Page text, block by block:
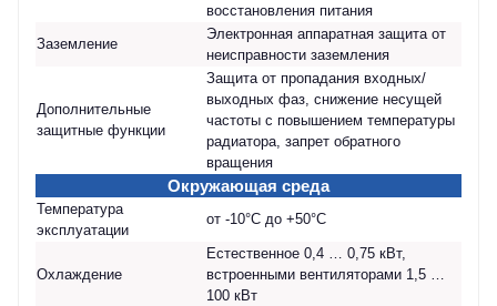
восстановления питания
Заземление
Электронная аппаратная защита от
неисправности заземления
Дополнительные
защитные функции
Защита от пропадания входных/
выходных фаз, снижение несущей
частоты с повышением температуры
радиатора, запрет обратного
вращения
Окружающая среда
Температура
эксплуатации
от -10°С до +50°С
Охлаждение
Естественное 0,4 … 0,75 кВт,
встроенными вентиляторами 1,5 …
100 кВт